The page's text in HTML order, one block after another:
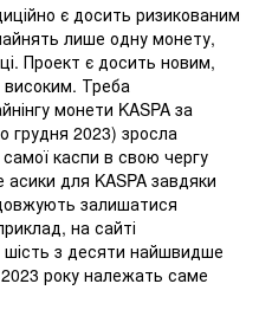
є досить ризикованим
лише одну монету,
Проект є досить новим,
високим. Треба
монети KASPA за
грудня 2023) зросла
каспи в свою чергу
асики для KASPA завдяки
залишатися
на сайті
шість з десяти найшвидше
року належать саме